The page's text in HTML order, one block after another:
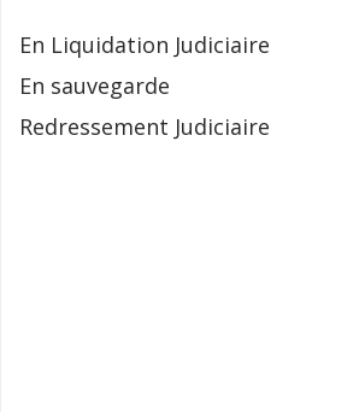
En Liquidation Judiciaire
En sauvegarde
Redressement Judiciaire